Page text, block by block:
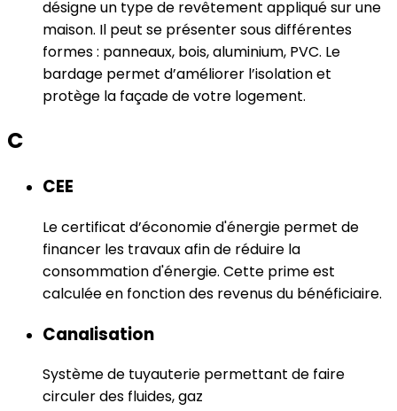
désigne un type de revêtement appliqué sur une
maison. Il peut se présenter sous différentes
formes : panneaux, bois, aluminium, PVC. Le
bardage permet d’améliorer l’isolation et
protège la façade de votre logement.
C
CEE
Le certificat d’économie d'énergie permet de
financer les travaux afin de réduire la
consommation d'énergie. Cette prime est
calculée en fonction des revenus du bénéficiaire.
Canalisation
Système de tuyauterie permettant de faire
circuler des fluides, gaz